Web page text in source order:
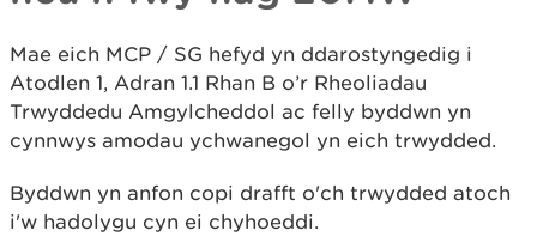
Mae eich MCP / SG hefyd yn ddarostyngedig i
Atodlen 1, Adran 1.1 Rhan B o’r Rheoliadau
Trwyddedu Amgylcheddol ac felly byddwn yn
cynnwys amodau ychwanegol yn eich trwydded.
Byddwn yn anfon copi drafft o'ch trwydded atoch
i'w hadolygu cyn ei chyhoeddi.